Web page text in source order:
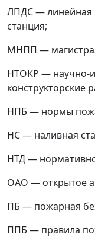
ЛПДС—линейная
станция;
МНПП —
НТОКР — научно-
конструкторские
НПБ — нормы
НС— наливная
НТД—
ОАО — открытое
ПБ — пожарная
ППБ — правила